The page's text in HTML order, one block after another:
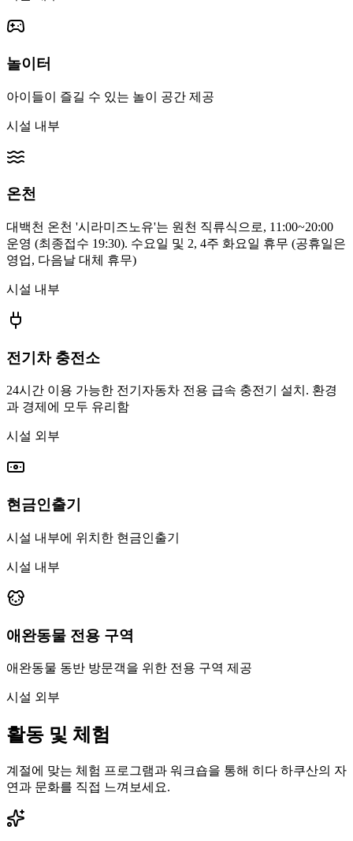
놀이터
아이들이 즐길 수 있는 놀이 공간 제공
시설 내부
온천
대백천 온천 '시라미즈노유'는 원천 직류식으로, 11:00~20:00
운영 (최종접수 19:30). 수요일 및 2, 4주 화요일 휴무 (공휴일은
영업, 다음날 대체 휴무)
시설 내부
전기차 충전소
24시간 이용 가능한 전기자동차 전용 급속 충전기 설치. 환경
과 경제에 모두 유리함
시설 외부
현금인출기
시설 내부에 위치한 현금인출기
시설 내부
애완동물 전용 구역
애완동물 동반 방문객을 위한 전용 구역 제공
시설 외부
활동 및 체험
계절에 맞는 체험 프로그램과 워크숍을 통해 히다 하쿠산의 자
연과 문화를 직접 느껴보세요.